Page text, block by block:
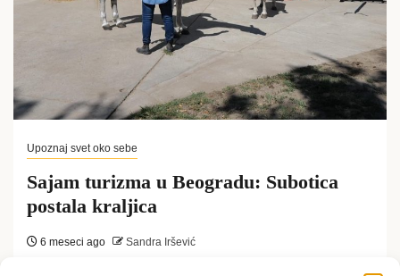
Upoznaj svet oko sebe
Sajam turizma u Beogradu: Subotica
postala kraljica
6 meseci ago Sandra Iršević